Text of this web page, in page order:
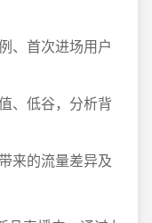
、首次进场用户
、低谷，分析背
来的流量差异及